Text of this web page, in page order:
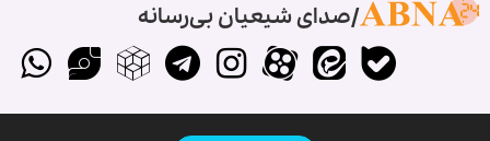
صدای شیعیان بی‌رسانه